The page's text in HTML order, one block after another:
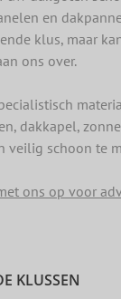
en
klus, maar
ons over.
dakkapel,
veilig schoon te
ons op voor
KLUSSEN